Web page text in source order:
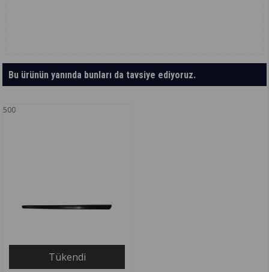
Bu ürünün yanında bunları da tavsiye ediyoruz.
500
Tükendi